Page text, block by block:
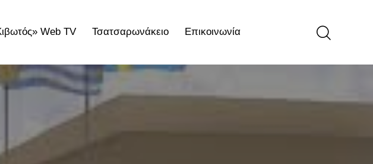
Web TV Τσατσαρωνάκειο Επικοινωνία
TV Τσατσαρωνάκειο